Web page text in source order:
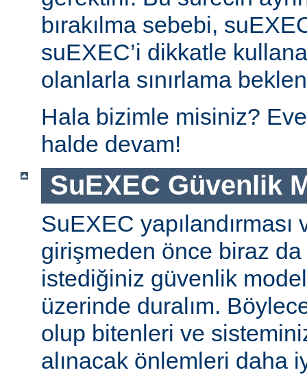
bırakılma sebebi,
suEXEC’i dikkatle
olanlarla sınırlama
Hala bizimle misiniz?
halde devam!
SuEXEC Güvenlik
SuEXEC
girişmeden önce biraz
istediğiniz güvenlik
üzerinde duralım.
olup bitenleri ve
alınacak önlemleri daha